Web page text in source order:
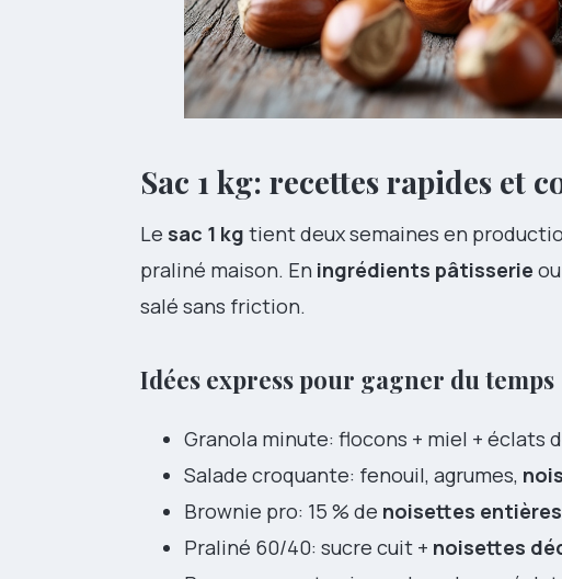
Sac 1 kg: recettes rapides et
Le sac 1 kg tient deux semaines en
praliné maison. En ingrédients pâtisserie
salé sans friction.
Idées express pour gagner du temps
Granola minute: flocons + miel + éclats
Salade croquante: fenouil, agrumes,
Brownie pro: 15 % de noisettes entières
Praliné 60/40: sucre cuit + noisettes